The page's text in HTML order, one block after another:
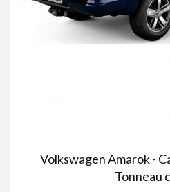
Volkswagen Amarok -
Tonneau